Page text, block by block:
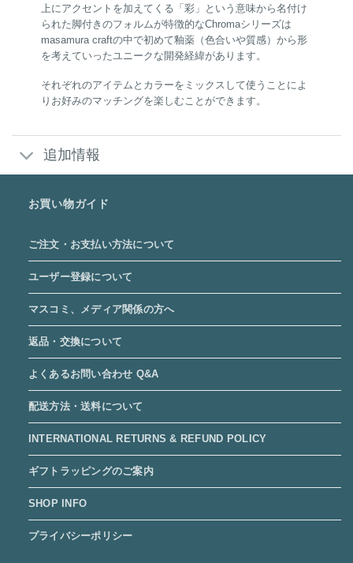
上にアクセントを加えてくる「彩」という意味から名付け
られた脚付きのフォルムが特徴的なChromaシリーズは
masamura craftの中で初めて釉薬（色合いや質感）から形
を考えていったユニークな開発経緯があります。
それぞれのアイテムとカラーをミックスして使うことによ
りお好みのマッチングを楽しむことができます。
追加情報
お買い物ガイド
ご注文・お支払い方法について
ユーザー登録について
マスコミ、メディア関係の方へ
返品・交換について
よくあるお問い合わせ Q&A
配送方法・送料について
INTERNATIONAL RETURNS & REFUND POLICY
ギフトラッピングのご案内
SHOP INFO
プライバシーポリシー